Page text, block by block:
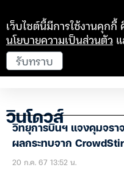
วินโดวส์
วิทยุการบินฯ แจงคุมจรา
ผลกระทบจาก
20 ก.ค. 67 13:52 น.
เว็บไซต์นี้มีการใช้งานคุกกี้
นโยบายความเป็นส่วนตัว
รับทราบ